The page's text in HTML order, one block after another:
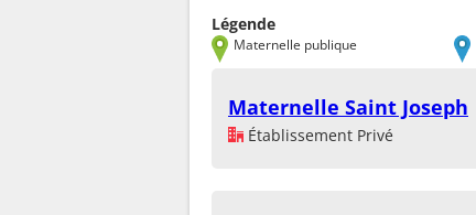
Légende
Maternelle publique
Maternelle Saint Joseph
Établissement Privé